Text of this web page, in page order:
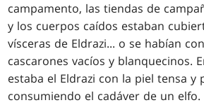
campamento, las tiendas de
y los cuerpos caídos estaban
vísceras de Eldrazi... o se habían
cascarones vacíos y blanquecinos.
estaba el Eldrazi con la piel tensa y
consumiendo el cadáver de un elfo.